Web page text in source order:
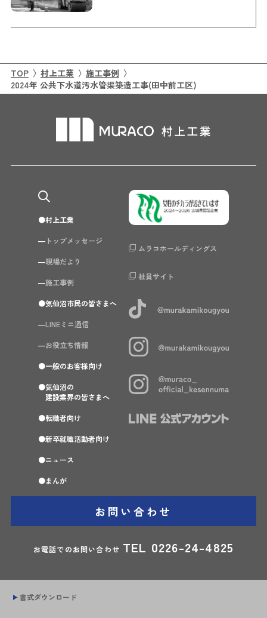
TOP 村上工業
施工事例
2024年 公共下水道汚水管渠築造工事(田中前工区)
村上工業
トップメッセージ
現場だより
施工事例
気仙沼市民の皆さまへ
LINEミニ通信
お役立ち情報
一般のお客様向け
気仙沼の
建設業界の皆さまへ
転職者向け
新卒就職活動者向け
ニュース
まんが
ムラコホールディングス
社員サイト
お問い合わせ
お電話でのお問い合わせ TEL 0226-24-4825
書式ダウンロード